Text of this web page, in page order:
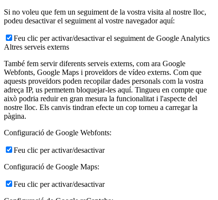
Si no voleu que fem un seguiment de la vostra visita al nostre lloc,
podeu desactivar el seguiment al vostre navegador aquí:
Feu clic per activar/desactivar el seguiment de Google Analytics
Altres serveis externs
També fem servir diferents serveis externs, com ara Google
Webfonts, Google Maps i proveïdors de vídeo externs. Com que
aquests proveïdors poden recopilar dades personals com la vostra
adreça IP, us permetem bloquejar-les aquí. Tingueu en compte que
això podria reduir en gran mesura la funcionalitat i l'aspecte del
nostre lloc. Els canvis tindran efecte un cop torneu a carregar la
pàgina.
Configuració de Google Webfonts:
Feu clic per activar/desactivar
Configuració de Google Maps:
Feu clic per activar/desactivar